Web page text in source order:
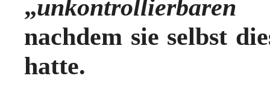
„unkontrollierbaren
nachdem sie selbst
hatte.